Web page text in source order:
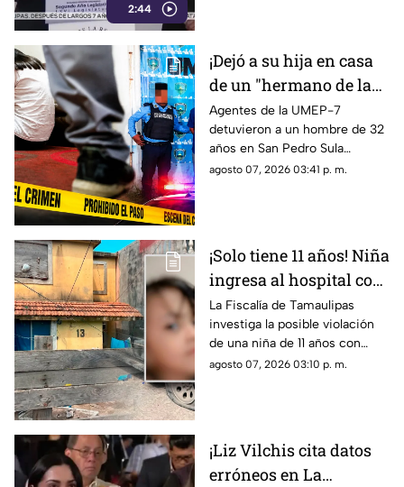
2:44
¡Dejó a su hija en casa
de un "hermano de la
iglesia" para jugar con
otros niños y la niña
terminó 4bus4d4
Agentes de la UMEP-7
detuvieron a un hombre de 32
años en San Pedro Sula
acusado de agredir
agosto 07, 2026 03:41 p. m.
¡Solo tiene 11 años! Niña
ingresa al hospital con
más de 5 meses de
embarazo: autoridades
investigan familiares
La Fiscalía de Tamaulipas
investiga la posible violación
de una niña de 11 años con
cinco meses de embarazo en
agosto 07, 2026 03:10 p. m.
¡Liz Vilchis cita datos
erróneos en La